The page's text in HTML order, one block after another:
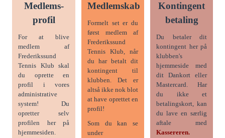
Medlems-
profil
For at blive
medlem af
Frederikssund
Tennis Klub skal
du oprette en
profil i vores
administrative
system! Du
opretter selv
profilen her på
hjemmesiden.
Medlemskab
Formelt set er du
først medlem af
Frederikssund
Tennis Klub, når
du har betalt dit
kontingent til
klubben. Det er
altså ikke nok blot
at have oprettet en
profil!
Som du kan se
under
Kontingent
betaling
Du betaler dit
kontingent her på
klubben's
hjemmeside med
dit Dankort eller
Mastercard. Har
du ikke et
betalingskort, kan
du lave en særlig
aftale med
Kassereren.